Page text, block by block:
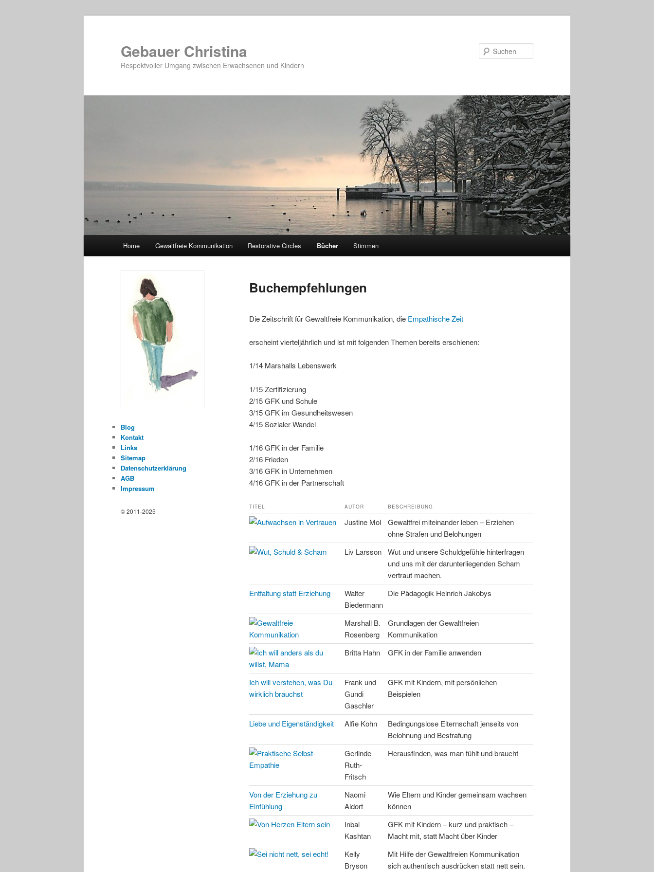
Gebauer Christina
Respektvoller Umgang zwischen Erwachsenen und Kindern
Home Gewaltfreie Kommunikation Restorative Circles Bücher Stimmen
Buchempfehlungen
Die Zeitschrift für Gewaltfreie Kommunikation, die Empathische Zeit
erscheint vierteljährlich und ist mit folgenden Themen bereits erschienen:
1/14 Marshalls Lebenswerk
1/15 Zertifizierung
2/15 GFK und Schule
3/15 GFK im Gesundheitswesen
4/15 Sozialer Wandel
1/16 GFK in der Familie
2/16 Frieden
3/16 GFK in Unternehmen
4/16 GFK in der Partnerschaft
TITEL AUTOR BESCHREIBUNG
Justine Mol
Gewaltfrei miteinander leben – Erziehen
ohne Strafen und Belohungen
Liv Larsson
Wut und unsere Schuldgefühle hinterfragen
und uns mit der darunterliegenden Scham
vertraut machen.
Entfaltung statt Erziehung
Walter
Biedermann
Die Pädagogik Heinrich Jakobys
Marshall B.
Rosenberg
Grundlagen der Gewaltfreien
Kommunikation
Britta Hahn
GFK in der Familie anwenden
Ich will verstehen, was Du
wirklich brauchst
Frank und
Gundi
Gaschler
GFK mit Kindern, mit persönlichen
Beispielen
Liebe und Eigenständigkeit Alfie Kohn
Bedingungslose Elternschaft jenseits von
Belohnung und Bestrafung
Gerlinde
Ruth-
Fritsch
Herausfinden, was man fühlt und braucht
Von der Erziehung zu
Einfühlung
Naomi
Aldort
Wie Eltern und Kinder gemeinsam wachsen
können
Inbal
Kashtan
GFK mit Kindern – kurz und praktisch –
Macht mit, statt Macht über Kinder
Kelly
Bryson
Mit Hilfe der Gewaltfreien Kommunikation
sich authentisch ausdrücken statt nett sein.
Blog
Kontakt
Links
Sitemap
Datenschutzerklärung
AGB
Impressum
© 2011-2025